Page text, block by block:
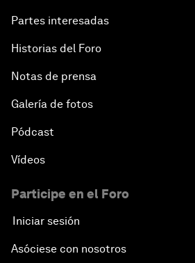
Partes interesadas
Historias del Foro
Notas de prensa
Galería de fotos
Pódcast
Vídeos
Participe en el Foro
Iniciar sesión
Asóciese con nosotros